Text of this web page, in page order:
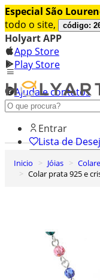
Especial São
todo o site,
código:
Holyart APP
App Store
Play Store
Ajuda e contatos
Conheça premium
Entrar
Lista de
0
Carrinho de
Inicio Jóias
Colar prata 925 e